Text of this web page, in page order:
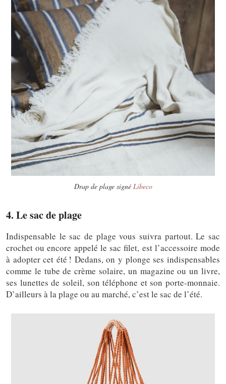
Drap de plage signé Libeco
4. Le sac de plage
Indispensable le sac de plage vous suivra partout. Le sac
crochet ou encore appelé le sac filet, est l’accessoire mode
à adopter cet été ! Dedans, on y plonge ses indispensables
comme le tube de crème solaire, un magazine ou un livre,
ses lunettes de soleil, son téléphone et son porte-monnaie.
D’ailleurs à la plage ou au marché, c’est le sac de l’été.